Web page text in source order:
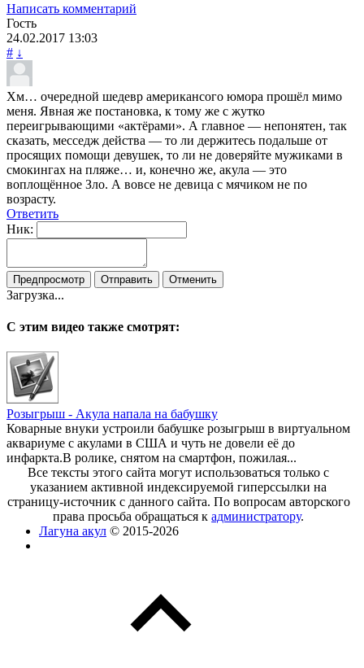
Написать комментарий
Гость
24.02.2017 13:03
# ↓
Хм… очередной шедевр американсого юмора прошёл мимо
меня. Явная же постановка, к тому же с жутко
переигрывающими «актёрами». А главное — непонятен, так
сказать, месседж действа — то ли держитесь подальше от
просящих помощи девушек, то ли не доверяйте мужиками в
смокингах на пляже… и, конечно же, акула — это
воплощённое Зло. А вовсе не девица с мячиком не по
возрасту.
Ответить
Ник:
Загрузка...
С этим видео также смотрят:
Розыгрыш - Акула напала на бабушку
Коварные внуки устроили бабушке розыгрыш в виртуальном
аквариуме с акулами в США и чуть не довели её до
инфаркта.В ролике, снятом на смартфон, пожилая...
Все тексты этого сайта могут использоваться только с
указанием активной индексируемой гиперссылки на
страницу-источник с данного сайта. По вопросам авторского
права просьба обращаться кадминистратору.
Лагуна акул © 2015-2026